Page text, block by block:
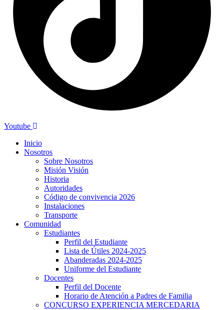
Youtube
Inicio
Nosotros
Sobre Nosotros
Misión Visión
Historia
Autoridades
Código de convivencia 2026
Instalaciones
Transporte
Comunidad
Estudiantes
Perfil del Estudiante
Lista de Útiles 2024-2025
Abanderadas 2024-2025
Uniforme del Estudiante
Docentes
Perfil del Docente
Horario de Atención a Padres de Familia
CONCURSO EXPERIENCIA MERCEDARIA